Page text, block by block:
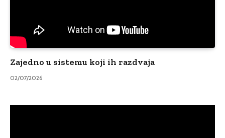
Zajedno u sistemu koji ih razdvaja
02/07/2026